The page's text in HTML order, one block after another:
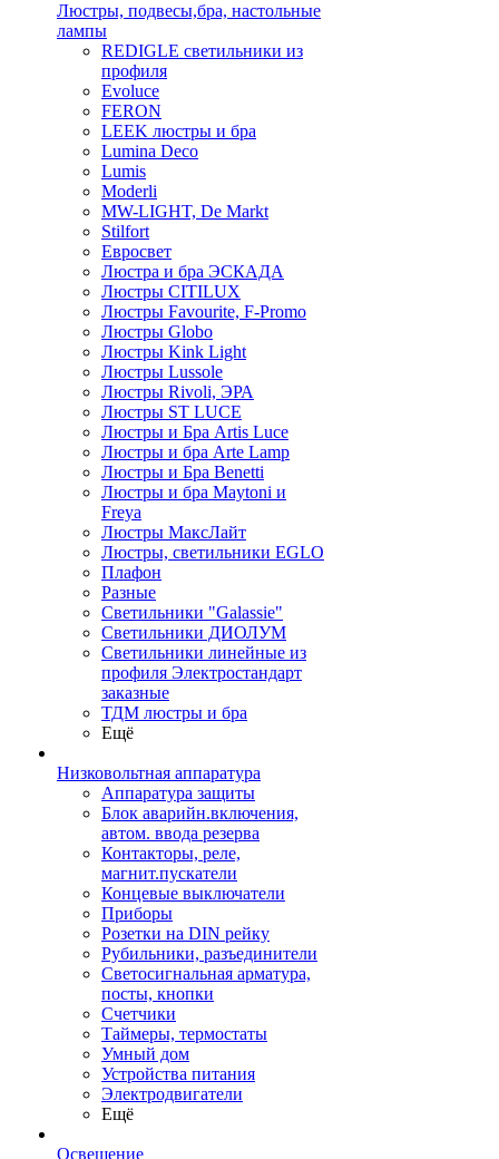
Люстры, подвесы,бра, настольные
лампы
REDIGLE светильники из
профиля
Evoluce
FERON
LEEK люстры и бра
Lumina Deco
Lumis
Moderli
MW-LIGHT, De Markt
Stilfort
Евросвет
Люстра и бра ЭСКАДА
Люстры CITILUX
Люстры Favourite, F-Promo
Люстры Globo
Люстры Kink Light
Люстры Lussole
Люстры Rivoli, ЭРА
Люстры ST LUCE
Люстры и Бра Artis Luce
Люстры и бра Arte Lamp
Люстры и Бра Benetti
Люстры и бра Maytoni и
Freya
Люстры МаксЛайт
Люстры, светильники EGLO
Плафон
Разные
Светильники "Galassie"
Светильники ДИОЛУМ
Светильники линейные из
профиля Электростандарт
заказные
ТДМ люстры и бра
Ещё
Низковольтная аппаратура
Аппаратура защиты
Блок аварийн.включения,
автом. ввода резерва
Контакторы, реле,
магнит.пускатели
Концевые выключатели
Приборы
Розетки на DIN рейку
Рубильники, разъединители
Светосигнальная арматура,
посты, кнопки
Счетчики
Таймеры, термостаты
Умный дом
Устройства питания
Электродвигатели
Ещё
Освещение